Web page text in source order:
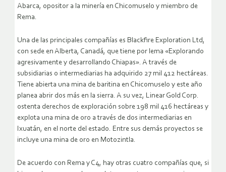
Abarca, opositor a la minería en Chicomuselo y miembro de
Rema.
Una de las principales compañías es Blackfire Exploration Ltd,
con sede en Alberta, Canadá, que tiene por lema «Explorando
agresivamente y desarrollando Chiapas». A través de
subsidiarias o intermediarias ha adquirido 27 mil 412 hectáreas.
Tiene abierta una mina de baritina en Chicomuselo y este año
planea abrir dos más en la sierra. A su vez, Linear Gold Corp.
ostenta derechos de exploración sobre 198 mil 416 hectáreas y
explota una mina de oro a través de dos intermediarias en
Ixuatán, en el norte del estado. Entre sus demás proyectos se
incluye una mina de oro en Motozintla.
De acuerdo con Rema y C4, hay otras cuatro compañías que, si